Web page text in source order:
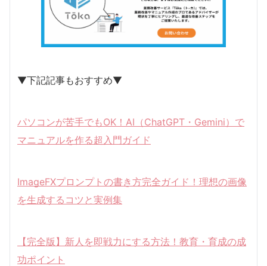
▼下記記事もおすすめ▼
パソコンが苦手でもOK！AI（ChatGPT・Gemini）で
マニュアルを作る超入門ガイド
ImageFXプロンプトの書き方完全ガイド！理想の画像
を生成するコツと実例集
【完全版】新人を即戦力にする方法！教育・育成の成
功ポイント